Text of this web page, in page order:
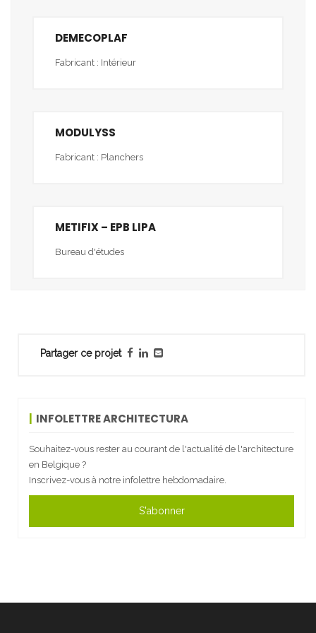
Partager ce projet
INFOLETTRE ARCHITECTURA
Souhaitez-vous rester au courant de l'actualité de l'architecture
en Belgique ?
Inscrivez-vous à notre infolettre hebdomadaire.
S'abonner
DEMECOPLAF
Fabricant : Intérieur
MODULYSS
Fabricant : Planchers
METIFIX – EPB LIPA
Bureau d'études